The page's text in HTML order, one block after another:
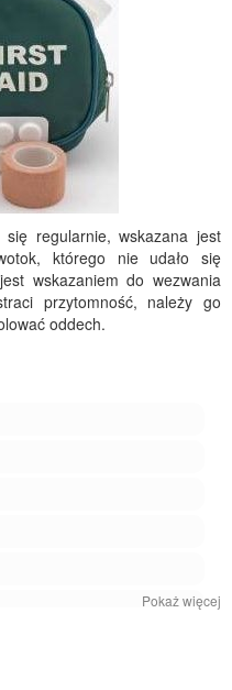
regularnie, wskazana jest
którego nie udało się
wskazaniem do wezwania
przytomność, należy go
oddech.
Pokaż więcej